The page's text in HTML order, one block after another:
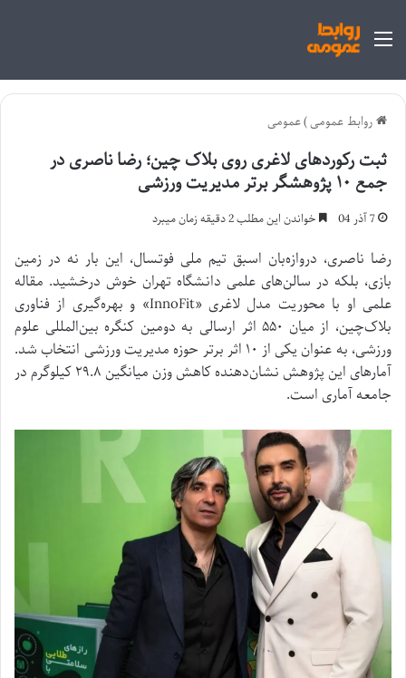
منو
روابط عمومی)عمومی
ثبت رکوردهای لاغری روی بلاک چین؛ رضا ناصری در
جمع ۱۰ پژوهشگر برتر مدیریت ورزشی
7 آذر 04 خواندن این مطلب 2 دقیقه زمان میبرد
رضا ناصری، دروازه‌بان اسبق تیم ملی فوتسال، این بار نه در زمین
بازی، بلکه در سالن‌های علمی دانشگاه تهران خوش درخشید. مقاله
علمی او با محوریت مدل لاغری «InnoFit» و بهره‌گیری از فناوری
بلاک‌چین، از میان ۵۵۰ اثر ارسالی به دومین کنگره بین‌المللی علوم
ورزشی، به عنوان یکی از ۱۰ اثر برتر حوزه مدیریت ورزشی انتخاب شد.
آمارهای این پژوهش نشان‌دهنده کاهش وزن میانگین ۲۹.۸ کیلوگرم در
جامعه آماری است.